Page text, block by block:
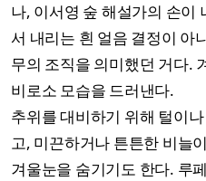
나, 이서영 숲 해설가의 손이
서 내리는 흰 얼음 결정이 아
무의 조직을 의미했던 거다.
비로소 모습을 드러낸다.
추위를 대비하기 위해 털이
고, 미끈하거나 튼튼한 비늘
겨울눈을 숨기기도 한다. 루